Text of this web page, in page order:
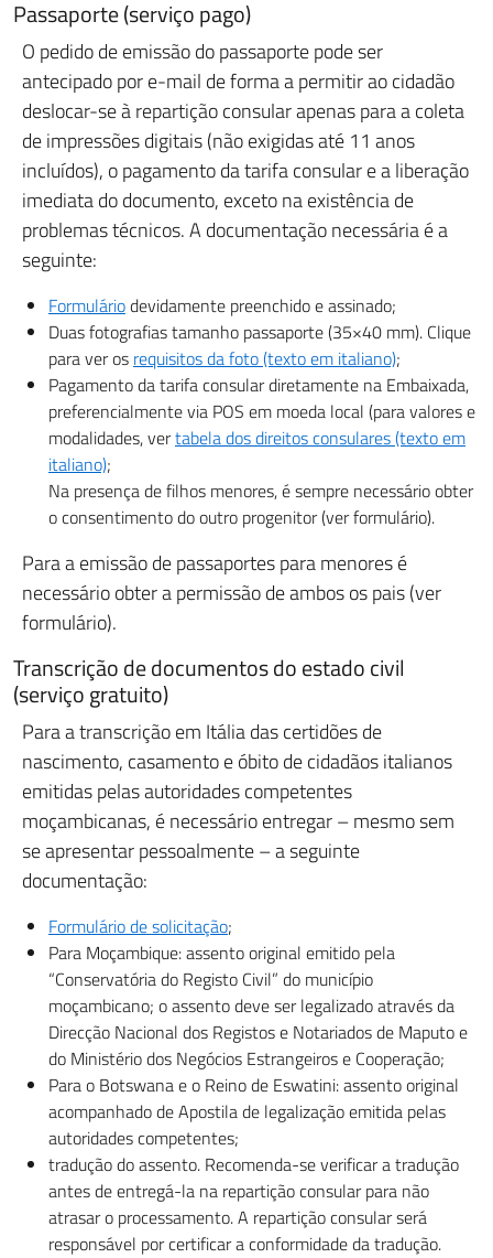
Passaporte (serviço pago)
O pedido de emissão do passaporte pode ser
antecipado por e-mail de forma a permitir ao cidadão
deslocar-se à repartição consular apenas para a coleta
de impressões digitais (não exigidas até 11 anos
incluídos), o pagamento da tarifa consular e a liberação
imediata do documento, exceto na existência de
problemas técnicos. A documentação necessária é a
seguinte:
Formuláriodevidamente preenchido e assinado;
Duas fotografias tamanho passaporte (35×40 mm). Clique
para ver os requisitos da foto (texto em italiano);
Pagamento da tarifa consular diretamente na Embaixada,
preferencialmente via POS em moeda local (para valores e
modalidades, vertabela dos direitos consulares (texto em
italiano);
Na presença de filhos menores, é sempre necessário obter
o consentimento do outro progenitor (ver formulário).
Para a emissão de passaportes para menores é
necessário obter a permissão de ambos os pais (ver
formulário).
Transcrição de documentos do estado civil
(serviço gratuito)
Para a transcrição em Itália das certidões de
nascimento, casamento e óbito de cidadãos italianos
emitidas pelas autoridades competentes
moçambicanas, é necessário entregar – mesmo sem
se apresentar pessoalmente – a seguinte
documentação:
Formulário de solicitação;
Para Moçambique: assento original emitido pela
“Conservatória do Registo Civil” do município
moçambicano; o assento deve ser legalizado através da
Direcção Nacional dos Registos e Notariados de Maputo e
do Ministério dos Negócios Estrangeiros e Cooperação;
Para o Botswana e o Reino de Eswatini: assento original
acompanhado de Apostila de legalização emitida pelas
autoridades competentes;
tradução do assento. Recomenda-se verificar a tradução
antes de entregá-la na repartição consular para não
atrasar o processamento. A repartição consular será
responsável por certificar a conformidade da tradução.